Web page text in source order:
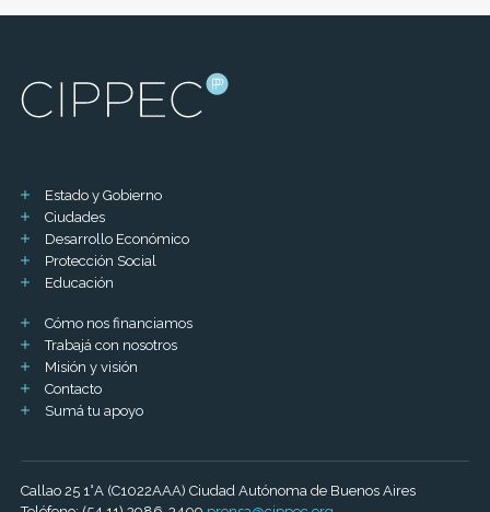
Estado y Gobierno
Ciudades
Desarrollo Económico
Protección Social
Educación
Cómo nos financiamos
Trabajá con nosotros
Misión y visión
Contacto
Sumá tu apoyo
Callao 25 1°A (C1022AAA) Ciudad Autónoma de Buenos Aires